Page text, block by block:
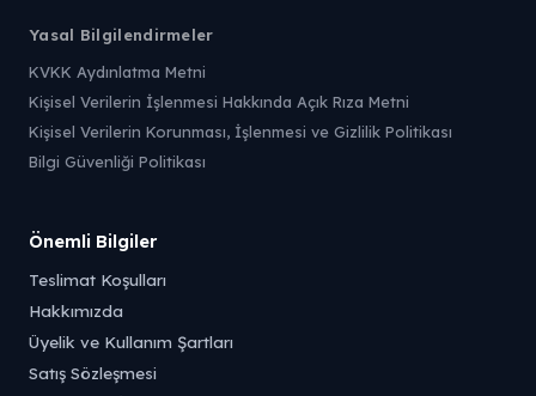
Yasal Bilgilendirmeler
KVKK Aydınlatma Metni
Kişisel Verilerin İşlenmesi Hakkında Açık Rıza Metni
Kişisel Verilerin Korunması, İşlenmesi ve Gizlilik Politikası
Bilgi Güvenliği Politikası
Önemli Bilgiler
Teslimat Koşulları
Hakkımızda
Üyelik ve Kullanım Şartları
Satış Sözleşmesi